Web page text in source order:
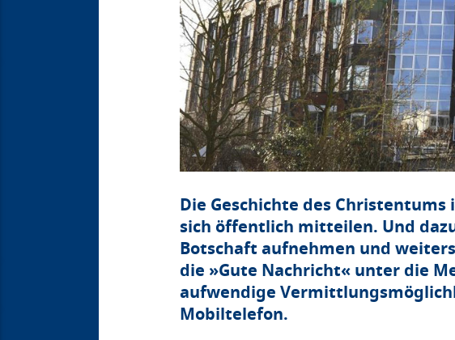
Die Geschichte des
sich öffentlich mitteilen. Und
Botschaft aufnehmen und
die »Gute Nachricht« unter die
aufwendige
Mobiltelefon.